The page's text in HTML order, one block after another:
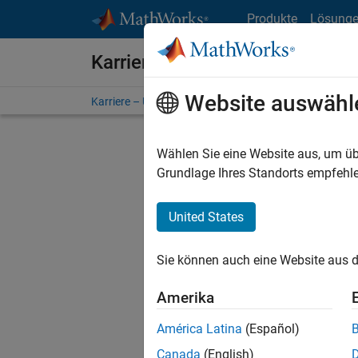
Produkte
Karriere bei MathWorks
Karriere – Übersicht Stellensuche
Stellen
Es
Region
Website
Wählen Sie eine Website aus, um
Grundlage Ihres Standorts
United States
Sie können auch eine Website aus
Amerika
América Latina (Español)
Canada (English)